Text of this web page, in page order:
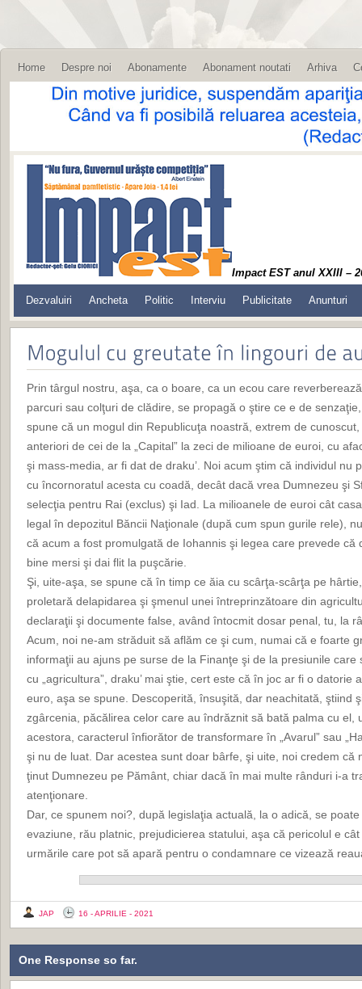
Home Despre noi Abonamente Abonament noutati Arhiva
Impact EST anul XXIII –
Dezvaluiri Ancheta Politic Interviu Publicitate Anunturi
Prin târgul nostru, aşa, ca o boare, ca un ecou care
parcuri sau colţuri de clădire, se propagă o ştire ce e de
spune că un mogul din Republicuţa noastră, extrem de
anteriori de cei de la „Capital” la zeci de milioane de euroi, cu
şi mass-media, ar fi dat de draku’. Noi acum ştim că individul nu
cu încornoratul acesta cu coadă, decât dacă vrea Dumnezeu şi
selecţia pentru Rai (exclus) şi Iad. La milioanele de euroi cât
legal în depozitul Băncii Naţionale (după cum spun gurile rele),
că acum a fost promulgată de Iohannis şi legea care prevede că
bine mersi şi dai flit la puşcărie.
Şi, uite-aşa, se spune că în timp ce ăia cu scârţa-scârţa pe
proletară delapidarea şi şmenul unei întreprinzătoare din
declaraţii şi documente false, având întocmit dosar penal, tu, la
Acum, noi ne-am străduit să aflăm ce şi cum, numai că e foarte
informaţii au ajuns pe surse de la Finanţe şi de la presiunile care
cu „agricultura”, draku’ mai ştie, cert este că în joc ar fi o datorie
euro, aşa se spune. Descoperită, însuşită, dar neachitată, ştiind
zgârcenia, păcălirea celor care au îndrăznit să bată palma cu el,
acestora, caracterul înfiorător de transformare în „Avarul” sau
şi nu de luat. Dar acestea sunt doar bârfe, şi uite, noi credem că
ţinut Dumnezeu pe Pământ, chiar dacă în mai multe rânduri i-a
atenţionare.
Dar, ce spunem noi?, după legislaţia actuală, la o adică, se
evaziune, rău platnic, prejudicierea statului, aşa că pericolul e
urmările care pot să apară pentru o condamnare ce vizează
JAP 16 - APRILIE - 2021
One Response so far.